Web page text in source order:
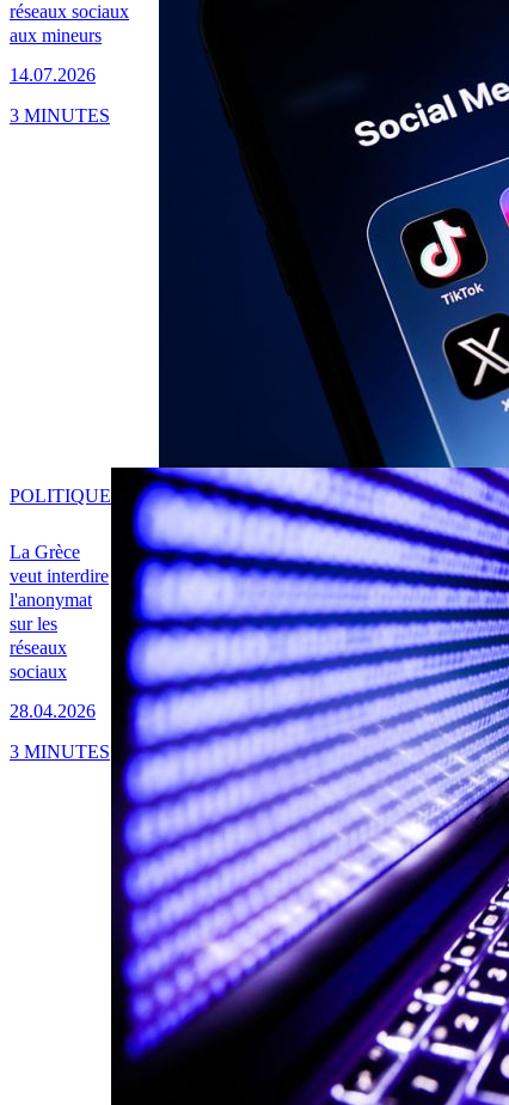
réseaux sociaux
aux mineurs
14.07.2026
3 MINUTES
La Grèce
veut interdire
l'anonymat
sur les
réseaux
sociaux
28.04.2026
POLITIQUE
3 MINUTES